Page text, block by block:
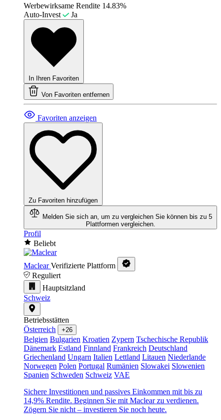
Werbewirksame Rendite 14.83%
Auto-Invest
Ja
In Ihren Favoriten
Von Favoriten entfernen
Favoriten anzeigen
Zu Favoriten hinzufügen
Melden Sie sich an, um zu vergleichen Sie können bis zu 5
Plattformen vergleichen.
Profil
Beliebt
Maclear Verifizierte Plattform
Reguliert
Hauptsitzland
Schweiz
Betriebsstätten
Österreich
+26
Belgien Bulgarien Kroatien Zypern Tschechische Republik
Dänemark Estland Finnland Frankreich Deutschland
Griechenland Ungarn Italien Lettland Litauen Niederlande
Norwegen Polen Portugal Rumänien Slowakei Slowenien
Spanien Schweden Schweiz VAE
Sichere Investitionen und passives Einkommen mit bis zu
14,9% Rendite. Beginnen Sie mit Maclear zu verdienen.
Zögern Sie nicht – investieren Sie noch heute.